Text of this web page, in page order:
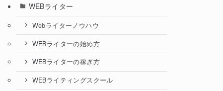
WEBライター
Webライターノウハウ
WEBライターの始め方
WEBライターの稼ぎ方
WEBライティングスクール